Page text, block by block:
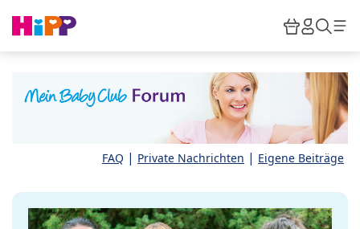
HiPP
FAQ | Private Nachrichten | Eigene Beiträge